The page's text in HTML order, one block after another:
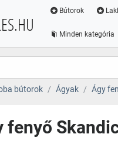
Bútorok
Minden kategória
bútorok Ágyak Ágy
fenyő